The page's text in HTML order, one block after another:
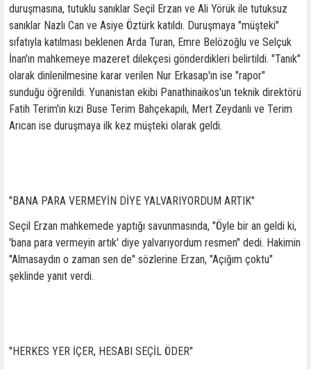
duruşmasına, tutuklu sanıklar Seçil Erzan ve Ali Yörük ile tutuksuz
sanıklar Nazlı Can ve Asiye Öztürk katıldı. Duruşmaya "müşteki"
sıfatıyla katılması beklenen Arda Turan, Emre Belözoğlu ve Selçuk
İnan'ın mahkemeye mazeret dilekçesi gönderdikleri belirtildi. "Tanık"
olarak dinlenilmesine karar verilen Nur Erkasap'ın ise "rapor"
sunduğu öğrenildi. Yunanistan ekibi Panathinaikos'un teknik direktörü
Fatih Terim'in kızı Buse Terim Bahçekapılı, Mert Zeydanlı ve Terim
Arıcan ise duruşmaya ilk kez müşteki olarak geldi.
"BANA PARA VERMEYİN DİYE YALVARIYORDUM ARTIK"
Seçil Erzan mahkemede yaptığı savunmasında, "Öyle bir an geldi ki,
'bana para vermeyin artık' diye yalvarıyordum resmen" dedi. Hakimin
"Almasaydın o zaman sen de" sözlerine Erzan, "Açığım çoktu"
şeklinde yanıt verdi.
"HERKES YER İÇER, HESABI SEÇİL ÖDER"